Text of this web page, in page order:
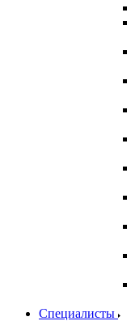
Специалисты